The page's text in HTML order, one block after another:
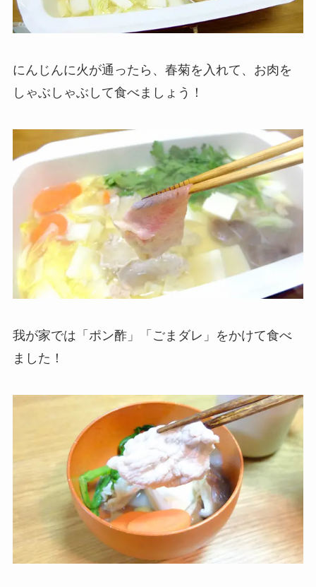
にんじんに火が通ったら、春菊を入れて、お肉を
しゃぶしゃぶして食べましょう！
我が家では「ポン酢」「ごまダレ」をかけて食べ
ました！